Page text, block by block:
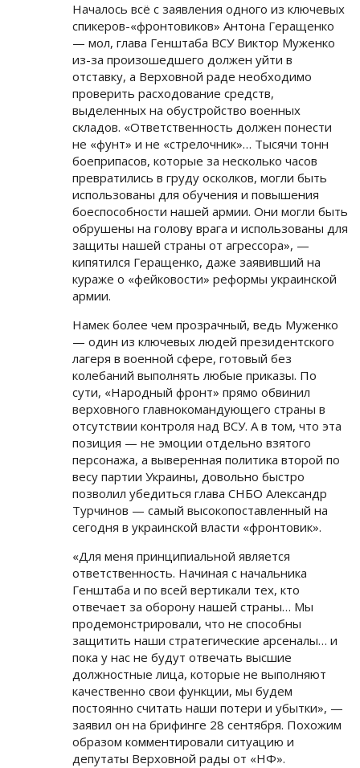
Началось всё с заявления одного из ключевых
спикеров-«фронтовиков» Антона Геращенко
— мол, глава Генштаба ВСУ Виктор Муженко
из-за произошедшего должен уйти в
отставку, а Верховной раде необходимо
проверить расходование средств,
выделенных на обустройство военных
складов. «Ответственность должен понести
не «фунт» и не «стрелочник»… Тысячи тонн
боеприпасов, которые за несколько часов
превратились в груду осколков, могли быть
использованы для обучения и повышения
боеспособности нашей армии. Они могли быть
обрушены на голову врага и использованы для
защиты нашей страны от агрессора», —
кипятился Геращенко, даже заявивший на
кураже о «фейковости» реформы украинской
армии.
Намек более чем прозрачный, ведь Муженко
— один из ключевых людей президентского
лагеря в военной сфере, готовый без
колебаний выполнять любые приказы. По
сути, «Народный фронт» прямо обвинил
верховного главнокомандующего страны в
отсутствии контроля над ВСУ. А в том, что эта
позиция — не эмоции отдельно взятого
персонажа, а выверенная политика второй по
весу партии Украины, довольно быстро
позволил убедиться глава СНБО Александр
Турчинов — самый высокопоставленный на
сегодня в украинской власти «фронтовик».
«Для меня принципиальной является
ответственность. Начиная с начальника
Генштаба и по всей вертикали тех, кто
отвечает за оборону нашей страны… Мы
продемонстрировали, что не способны
защитить наши стратегические арсеналы… и
пока у нас не будут отвечать высшие
должностные лица, которые не выполняют
качественно свои функции, мы будем
постоянно считать наши потери и убытки», —
заявил он на брифинге 28 сентября. Похожим
образом комментировали ситуацию и
депутаты Верховной рады от «НФ».